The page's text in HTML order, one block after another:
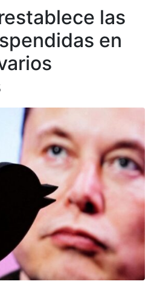
las
en